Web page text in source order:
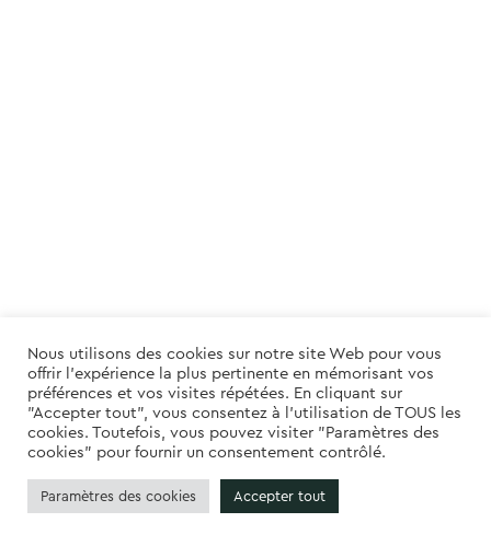
Nous utilisons des cookies sur notre site Web pour vous
offrir l'expérience la plus pertinente en mémorisant vos
préférences et vos visites répétées. En cliquant sur
"Accepter tout", vous consentez à l'utilisation de TOUS les
cookies. Toutefois, vous pouvez visiter "Paramètres des
cookies" pour fournir un consentement contrôlé.
Paramètres des cookies Accepter tout